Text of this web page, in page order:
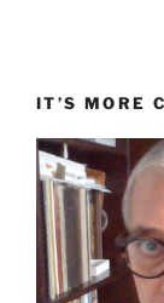
IT’S MORE